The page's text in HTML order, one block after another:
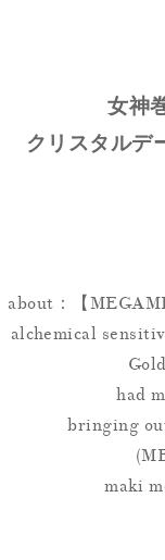
女神
クリスタルデ
about：【
alchemical
had
bringing
maki